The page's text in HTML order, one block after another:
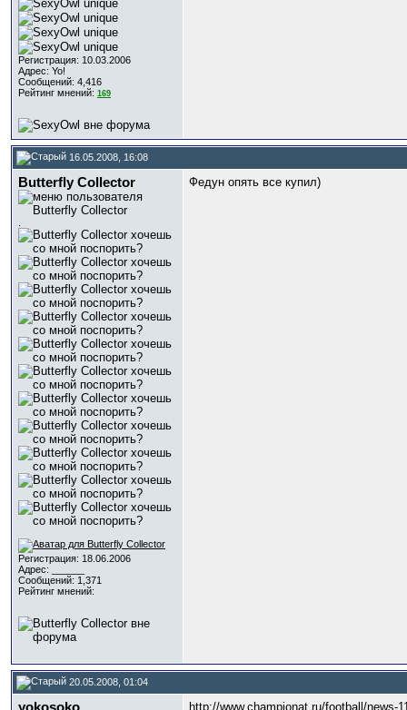
Регистрация: 10.03.2006
Адрес: Yo!
Сообщений: 4,416
Рейтинг мнений: 169
16.05.2008, 16:08
Butterfly Collector
Регистрация: 18.06.2006
Адрес: ______
Сообщений: 1,371
Рейтинг мнений:
Федун опять все купил)
20.05.2008, 01:04
http://www.championat.ru/football/news-